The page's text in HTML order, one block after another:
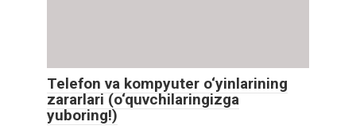
Telefon va kompyuter o‘yinlarining
zararlari (o‘quvchilaringizga
yuboring!)